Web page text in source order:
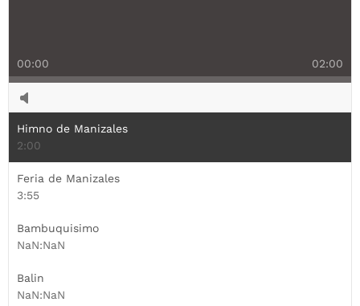
00:00 02:00
Himno de Manizales
2:00
Feria de Manizales
3:55
Bambuquisimo
NaN:NaN
Balin
NaN:NaN